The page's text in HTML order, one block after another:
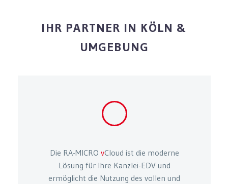
IHR PARTNER IN KÖLN &
UMGEBUNG
Die RA-MICRO vCloud ist die moderne
Lösung für Ihre Kanzlei-EDV und
ermöglicht die Nutzung des vollen und